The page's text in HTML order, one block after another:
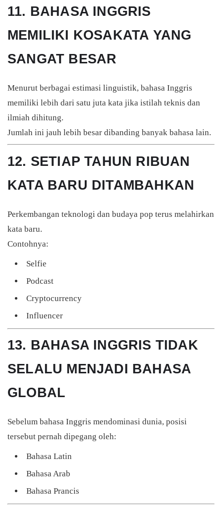
11. BAHASA INGGRIS
MEMILIKI KOSAKATA YANG
SANGAT BESAR
Menurut berbagai estimasi linguistik, bahasa Inggris
memiliki lebih dari satu juta kata jika istilah teknis dan
ilmiah dihitung.
Jumlah ini jauh lebih besar dibanding banyak bahasa lain.
12. SETIAP TAHUN RIBUAN
KATA BARU DITAMBAHKAN
Perkembangan teknologi dan budaya pop terus melahirkan
kata baru.
Contohnya:
Selfie
Podcast
Cryptocurrency
Influencer
13. BAHASA INGGRIS TIDAK
SELALU MENJADI BAHASA
GLOBAL
Sebelum bahasa Inggris mendominasi dunia, posisi
tersebut pernah dipegang oleh:
Bahasa Latin
Bahasa Arab
Bahasa Prancis